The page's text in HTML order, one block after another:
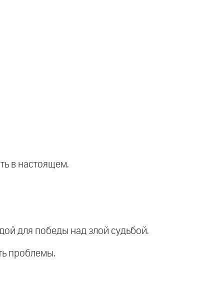
в настоящем.
для победы над злой судьбой.
проблемы.